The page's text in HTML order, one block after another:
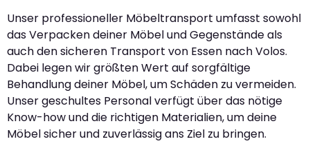
Unser professioneller Möbeltransport umfasst sowohl
das Verpacken deiner Möbel und Gegenstände als
auch den sicheren Transport von Essen nach Volos.
Dabei legen wir größten Wert auf sorgfältige
Behandlung deiner Möbel, um Schäden zu vermeiden.
Unser geschultes Personal verfügt über das nötige
Know-how und die richtigen Materialien, um deine
Möbel sicher und zuverlässig ans Ziel zu bringen.